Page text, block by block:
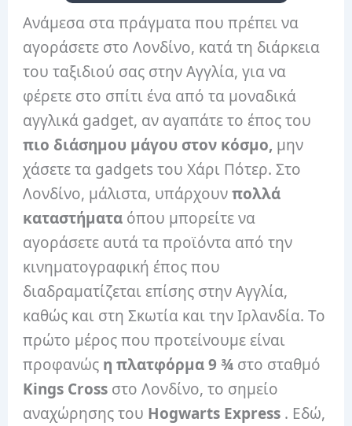
Ανάμεσα στα πράγματα που πρέπει να
αγοράσετε στο Λονδίνο, κατά τη διάρκεια
του ταξιδιού σας στην Αγγλία, για να
φέρετε στο σπίτι ένα από τα μοναδικά
αγγλικά gadget, αν αγαπάτε το έπος του
πιο διάσημου μάγου στον κόσμο, μην
χάσετε τα gadgets του Χάρι Πότερ. Στο
Λονδίνο, μάλιστα, υπάρχουνπολλά
καταστήματα όπου μπορείτε να
αγοράσετε αυτά τα προϊόντα από την
κινηματογραφική έπος που
διαδραματίζεται επίσης στην Αγγλία,
καθώς και στη Σκωτία και την Ιρλανδία. Το
πρώτο μέρος που προτείνουμε είναι
προφανώς η πλατφόρμα 9 ¾ στο σταθμό
Kings Cross στο Λονδίνο, το σημείο
αναχώρησης του Hogwarts Express . Εδώ,